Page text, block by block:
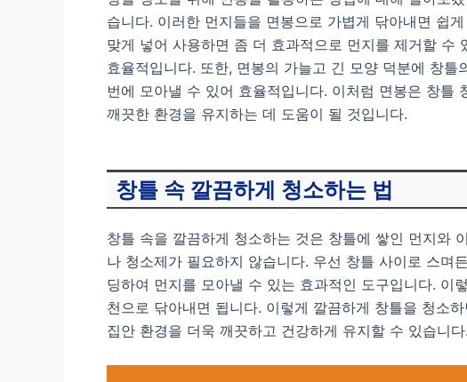
습니다. 이러한 먼지들을 면봉으로 가볍게 닦아내면 쉽
맞게 넣어 사용하면 좀 더 효과적으로 먼지를 제거할 수
효율적입니다. 또한, 면봉의 가늘고 긴 모양 덕분에 창
번에 모아낼 수 있어 효율적입니다. 이처럼 면봉은 창틀
깨끗한 환경을 유지하는 데 도움이 될 것입니다.
창틀 속 깔끔하게 청소하는 법
창틀 속을 깔끔하게 청소하는 것은 창틀에 쌓인 먼지와
나 청소제가 필요하지 않습니다. 우선 창틀 사이로 스며
딩하여 먼지를 모아낼 수 있는 효과적인 도구입니다. 이
천으로 닦아내면 됩니다. 이렇게 깔끔하게 창틀을 청소
집안 환경을 더욱 깨끗하고 건강하게 유지할 수 있습니다.